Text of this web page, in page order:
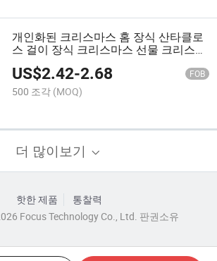
개인화된 크리스마스 홈 장식 산타클로
스 걸이 장식 크리스마스 선물 크리스마
스 화환
US$2.42-2.68 FOB
500 조각 (MOQ)
더 많이보기
핫한 제품
통찰력
Focus Technology Co., Ltd. 판권소유